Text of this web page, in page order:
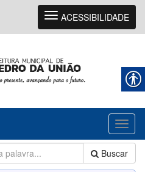
Navegação
ACESSIBILIDADE
Buscar